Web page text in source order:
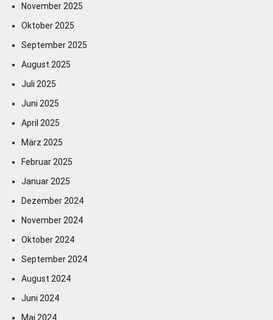
November 2025
Oktober 2025
September 2025
August 2025
Juli 2025
Juni 2025
April 2025
März 2025
Februar 2025
Januar 2025
Dezember 2024
November 2024
Oktober 2024
September 2024
August 2024
Juni 2024
Mai 2024